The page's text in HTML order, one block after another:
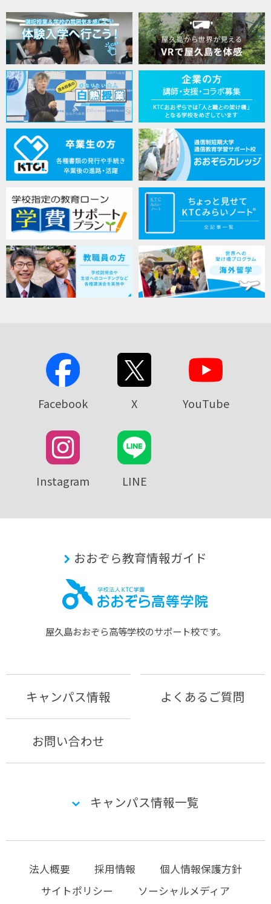
Facebook X YouTube
Instagram LINE
おおぞら教育情報ガイド
屋久島おおぞら⾼等学校のサポート校です。
キャンパス情報 よくあるご質問
お問い合わせ
キャンパス情報一覧
法人概要 採用情報
個人情報保護方針
サイトポリシー
ソーシャルメディア